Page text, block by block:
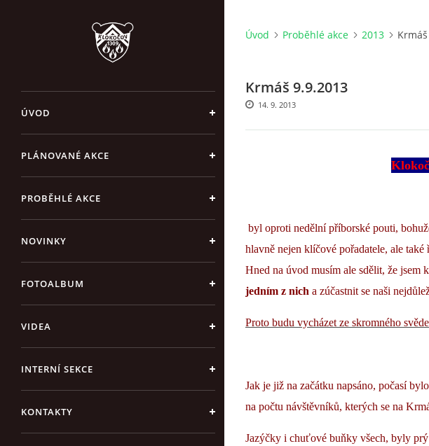
ÚVOD
PLÁNOVANÉ AKCE
PROBĚHLÉ AKCE
NOVINKY
FOTOALBUM
VIDEA
INTERNÍ SEKCE
KONTAKTY
Úvod Proběhlé akce 2013
Krmáš 9.9.2013
14. 9. 2013
byl oproti nedělní příborské pouti,
hlavně nejen klíčové pořadatele, ale
Hned na úvod musím ale sdělit, že jsem
jedním z nich a zúčastnit se naši
Proto budu vycházet ze skromného
Jak je již na začátku napsáno, počasí
na počtu návštěvníků, kterých se na
Jazýčky i chuťové buňky všech, byly